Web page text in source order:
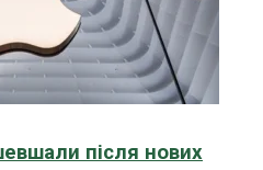
після нових